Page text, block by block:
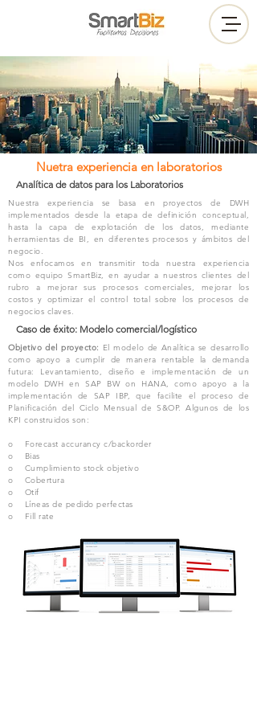
Nuetra experiencia en laboratorios
Analítica de datos para los Laboratorios
Nuestra experiencia se basa en proyectos de DWH
implementados desde la etapa de definición conceptual,
hasta la capa de explotación de los datos, mediante
herramientas de BI, en diferentes procesos y ámbitos del
negocio.
Nos enfocamos en transmitir toda nuestra experiencia
como equipo SmartBiz, en ayudar a nuestros clientes del
rubro a mejorar sus procesos comerciales, mejorar los
costos y optimizar el control total sobre los procesos de
negocios claves.
Caso de éxito: Modelo comercial/logístico
Objetivo del proyecto: El modelo de Analítica se desarrollo
como apoyo a cumplir de manera rentable la demanda
futura: Levantamiento, diseño e implementación de un
modelo DWH en SAP BW on HANA, como apoyo a la
implementación de SAP IBP, que facilite el proceso de
Planificación del Ciclo Mensual de S&OP. Algunos de los
KPI construidos son:
o Forecast accurancy c/backorder
o Bias
o Cumplimiento stock objetivo
o Cobertura
o Otif
o Líneas de pedido perfectas
o Fill rate